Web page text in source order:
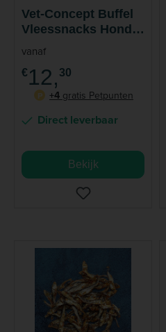
Vet-Concept Buffel
Vleessnacks Hond
vanaf
€12, 30
P
+4 gratis Petpunten
Direct leverbaar
Bekijk